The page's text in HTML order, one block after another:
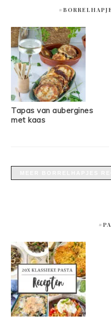
Tapas van aubergines
met kaas